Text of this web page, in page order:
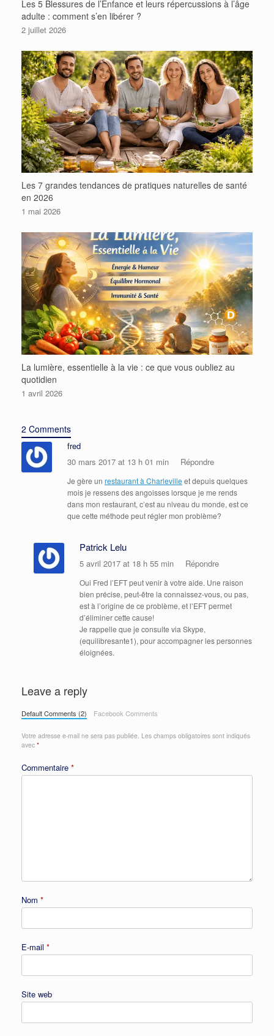
Les 5 Blessures de l’Enfance et leurs répercussions à l’âge
adulte : comment s’en libérer ?
2 juillet 2026
Les 7 grandes tendances de pratiques naturelles de santé
en 2026
1 mai 2026
La lumière, essentielle à la vie : ce que vous oubliez au
quotidien
1 avril 2026
2 Comments
fred
30 mars 2017 at 13 h 01 min
Répondre
Je gère un restaurant à Charleville et depuis quelques
mois je ressens des angoisses lorsque je me rends
dans mon restaurant, c’est au niveau du monde, est ce
que cette méthode peut régler mon problème?
Patrick Lelu
5 avril 2017 at 18 h 55 min Répondre
Oui Fred l’EFT peut venir à votre aide. Une raison
bien précise, peut-être la connaissez-vous, ou pas,
est à l’origine de ce problème, et l’EFT permet
d’éliminer cette cause!
Je rappelle que je consulte via Skype,
(equilibresante1), pour accompagner les personnes
éloignées.
Leave a reply
Default Comments (2) Facebook Comments
Votre adresse e-mail ne sera pas publiée. Les champs obligatoires sont indiqués
avec *
Commentaire *
Nom *
E-mail *
Site web